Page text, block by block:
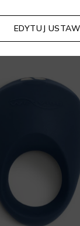
EDYTUJ